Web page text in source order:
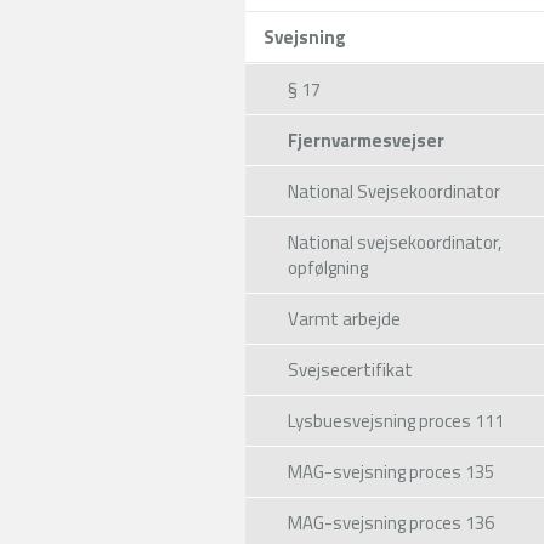
Svejsning
§ 17
Fjernvarmesvejser
National Svejsekoordinator
National svejsekoordinator,
opfølgning
Varmt arbejde
Svejsecertifikat
Lysbuesvejsning proces 111
MAG-svejsning proces 135
MAG-svejsning proces 136